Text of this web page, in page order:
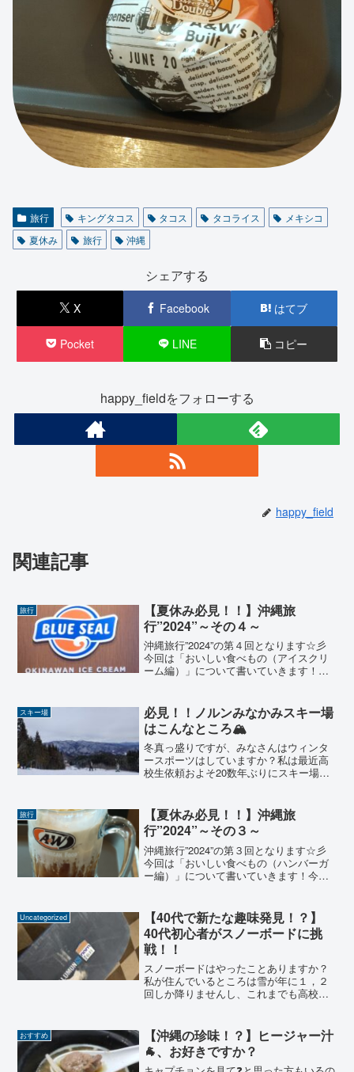
旅行 キングタコス タコス タコライス
メキシコ
夏休み
旅行 沖縄
シェアする
X Facebook はてブ
Pocket LINE コピー
happy_fieldをフォローする
happy_field
関連記事
旅行
【夏休み必見！！】沖縄旅
行”2024”～その４～
沖縄旅行”2024”の第４回となります☆彡
今回は「おいしい食べもの（アイスクリ
ーム編）」について書いていきます！今
（過去の記事も見てね）おすすめの観光
スポット沖縄のお土産...
スキー場
必見！！ノルンみなかみスキー場
はこんなところ🏔
冬真っ盛りですが、みなさんはウィンタ
ースポーツはしていますか？私は最近高
校生依頼およそ20数年ぶりにスキー場へ
でしたが、とても良い体験でしたという
ことで、今回はスノボ体...
旅行
【夏休み必見！！】沖縄旅
行”2024”～その３～
沖縄旅行”2024”の第３回となります☆彡
今回は「おいしい食べもの（ハンバーガ
ー編）」について書いていきます！今回
去の記事も見てね）おすすめの観光スポ
ット沖縄のお土産紹...
Uncategorized
【40代で新たな趣味発見！？】
40代初心者がスノーボードに挑
戦！！
スノーボードはやったことありますか？
私が住んでいるところは雪が年に１，２
回しか降りませんし、これまでも高校の
スノーボード（スノボ）に挑戦すること
になってしまいました😅し...
おすすめ
【沖縄の珍味！？】ヒージャー汁
🐐、お好きですか？